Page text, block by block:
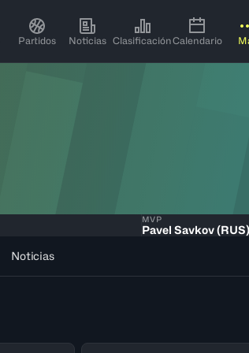
Partidos Noticias ClasificaciónCalendario
MVP
Pavel Savkov (RUS)
Noticias